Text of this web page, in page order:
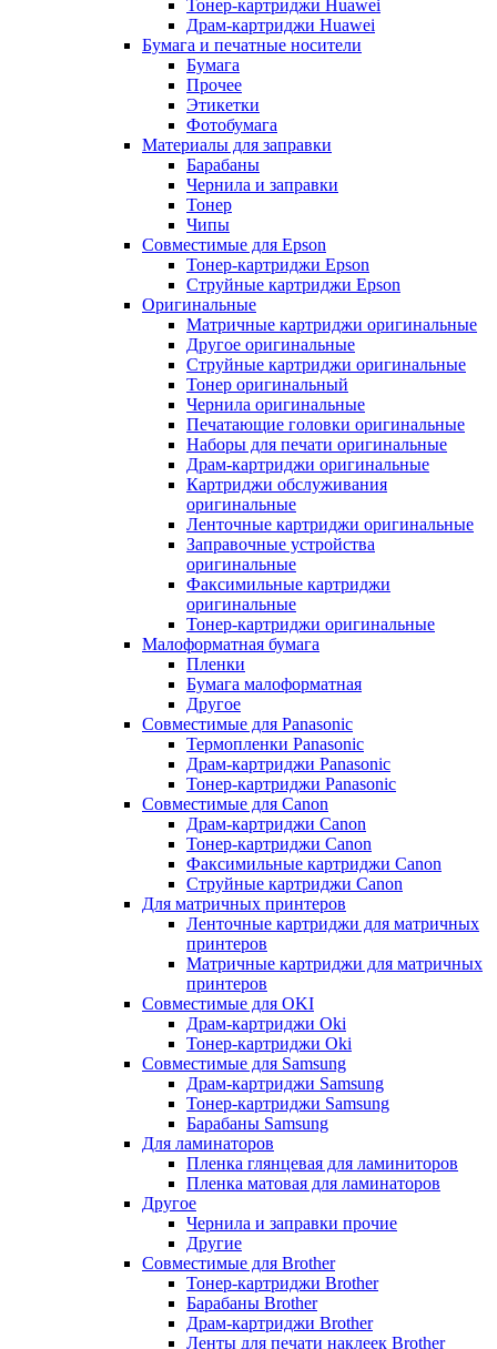
Тонер-картриджи Huawei
Драм-картриджи Huawei
Бумага и печатные носители
Бумага
Прочее
Этикетки
Фотобумага
Материалы для заправки
Барабаны
Чернила и заправки
Тонер
Чипы
Совместимые для Epson
Тонер-картриджи Epson
Струйные картриджи Epson
Оригинальные
Матричные картриджи оригинальные
Другое оригинальные
Струйные картриджи оригинальные
Тонер оригинальный
Чернила оригинальные
Печатающие головки оригинальные
Наборы для печати оригинальные
Драм-картриджи оригинальные
Картриджи обслуживания
оригинальные
Ленточные картриджи оригинальные
Заправочные устройства
оригинальные
Факсимильные картриджи
оригинальные
Тонер-картриджи оригинальные
Малоформатная бумага
Пленки
Бумага малоформатная
Другое
Совместимые для Panasonic
Термопленки Panasonic
Драм-картриджи Panasonic
Тонер-картриджи Panasonic
Совместимые для Canon
Драм-картриджи Canon
Тонер-картриджи Canon
Факсимильные картриджи Canon
Струйные картриджи Canon
Для матричных принтеров
Ленточные картриджи для матричных
принтеров
Матричные картриджи для матричных
принтеров
Совместимые для OKI
Драм-картриджи Oki
Тонер-картриджи Oki
Совместимые для Samsung
Драм-картриджи Samsung
Тонер-картриджи Samsung
Барабаны Samsung
Для ламинаторов
Пленка глянцевая для ламиниторов
Пленка матовая для ламинаторов
Другое
Чернила и заправки прочие
Другие
Совместимые для Brother
Тонер-картриджи Brother
Барабаны Brother
Драм-картриджи Brother
Ленты для печати наклеек Brother